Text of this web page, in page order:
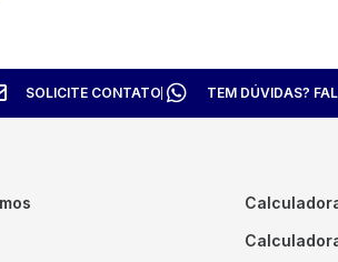
SOLICITE CONTATO TEM DÚVIDAS?